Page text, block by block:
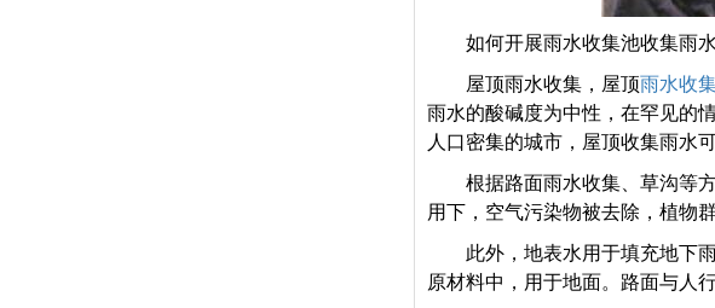
如何开展雨水收集池收集雨
屋顶雨水收集，屋顶雨水收
雨水的酸碱度为中性，在罕见的
人口密集的城市，屋顶收集雨水
根据路面雨水收集、草沟等
用下，空气污染物被去除，植物
此外，地表水用于填充地下
原材料中，用于地面。路面与人